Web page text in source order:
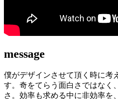
message
僕がデザインさせて頂く時に考
す。奇をてらう面白さではなく
さ。効率も求める中に非効率を